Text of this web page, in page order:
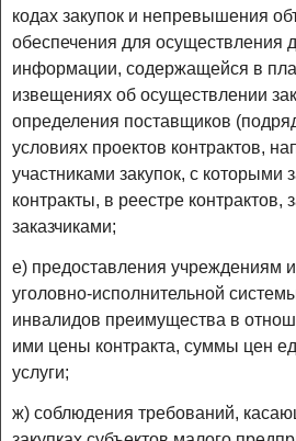
кодах закупок и непревышения
обеспечения для осуществления
информации, содержащейся в
извещениях об осуществлении
определения поставщиков
условиях проектов контрактов,
участниками закупок, с которыми
контракты, в реестре контрактов,
заказчиками;
е) предоставления учреждениям
уголовно-исполнительной
инвалидов преимущества в
ими цены контракта, суммы цен
услуги;
ж) соблюдения требований,